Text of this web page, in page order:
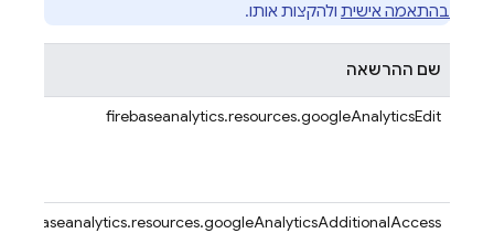
בהתאמה אישית ולהקצות אותו.
שם ההרשאה
firebaseanalytics.resources.googleAnalyticsEdit
firebaseanalytics.resources.googleAnalyticsAdditionalAccess